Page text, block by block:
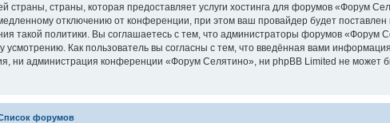
страны, страны, которая предоставляет услуги хостинга для форумов «Форум
отключению от конференции, при этом ваш провайдер будет
такой политики. Вы соглашаетесь с тем, что администраторы форумов «Форум
усмотрению. Как пользователь вы согласны с тем, что введённая вами
ни администрация конференции «Форум Селятино», ни phpBB Limited не может
форумов